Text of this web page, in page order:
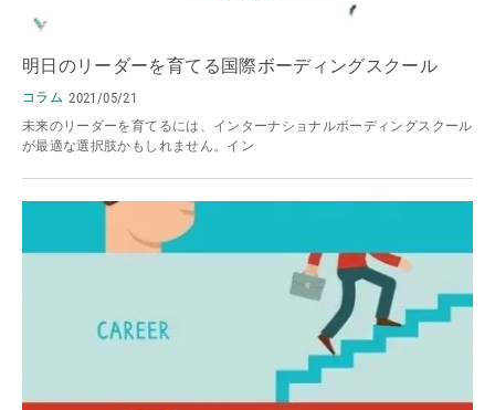
明日のリーダーを育てる国際ボーディングスクール
コラム 2021/05/21
未来のリーダーを育てるには、インターナショナルボーディングスクール
が最適な選択肢かもしれません。イン